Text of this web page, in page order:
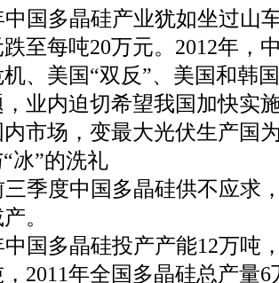
中国多晶硅产业犹如坐过山
跌至每吨20万元。2012年，
、美国“双反”、美国和韩
业内迫切希望我国加快实
内市场，变最大光伏生产国
冰”的洗礼
季度中国多晶硅供不应求
。
中国多晶硅投产产能12万吨
2011年全国多晶硅总产量6